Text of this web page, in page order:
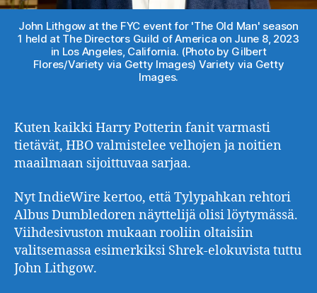
John Lithgow at the FYC event for 'The Old Man' season
1 held at The Directors Guild of America on June 8, 2023
in Los Angeles, California. (Photo by Gilbert
Flores/Variety via Getty Images) Variety via Getty
Images.
Kuten kaikki Harry Potterin fanit varmasti
tietävät, HBO valmistelee velhojen ja noitien
maailmaan sijoittuvaa sarjaa.
Nyt IndieWire kertoo, että Tylypahkan rehtori
Albus Dumbledoren näyttelijä olisi löytymässä.
Viihdesivuston mukaan rooliin oltaisiin
valitsemassa esimerkiksi Shrek-elokuvista tuttu
John Lithgow.